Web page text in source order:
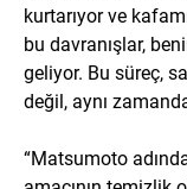
kurtarıyor ve
bu davranışlar,
geliyor. Bu süreç,
değil, aynı
“Matsumoto